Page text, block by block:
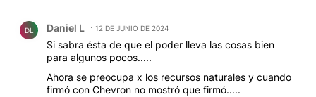
DL Daniel L 12 DE JUNIO DE 2024
Si sabra ésta de que el poder lleva las cosas bien
para algunos pocos.....
Ahora se preocupa x los recursos naturales y cuando
firmó con Chevron no mostró que firmó.....